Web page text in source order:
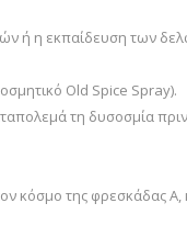
ή η εκπαίδευση των
Old Spice Spray).
τη δυσοσμία πριν
κόσμο της φρεσκάδας Α,